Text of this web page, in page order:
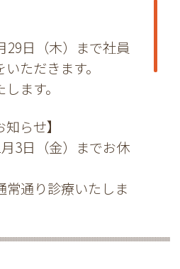
29日（木）まで社員
ただきます。
ます。
らせ】
3日（金）までお休
常通り診療いたしま